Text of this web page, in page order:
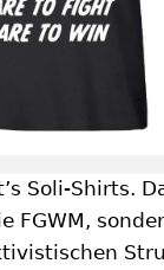
Soli-Shirts.
FGWM,